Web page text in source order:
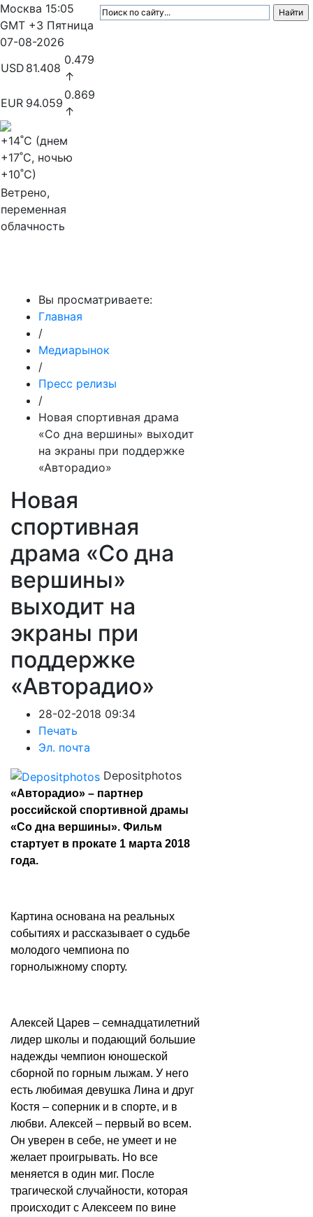
Москва 15:05
GMT +3 Пятница
07-08-2026
USD 81.408
0.479
↑
EUR 94.059
0.869
↑
+14˚C (днем
+17˚C, ночью
+10˚C)
Ветрено,
переменная
облачность
Вы просматриваете:
Главная
/
Медиарынок
/
Пресс релизы
/
Новая спортивная драма
«Со дна вершины» выходит
на экраны при поддержке
«Авторадио»
Новая
спортивная
драма «Со дна
вершины»
выходит на
экраны при
поддержке
«Авторадио»
28-02-2018 09:34
Печать
Эл. почта
Depositphotos
«Авторадио» – партнер
российской спортивной драмы
«Со дна вершины». Фильм
стартует в прокате 1 марта 2018
года.
Картина основана на реальных
событиях и рассказывает о судьбе
молодого чемпиона по
горнолыжному спорту.
Алексей Царев – семнадцатилетний
лидер школы и подающий большие
надежды чемпион юношеской
сборной по горным лыжам. У него
есть любимая девушка Лина и друг
Костя – соперник и в спорте, и в
любви. Алексей – первый во всем.
Он уверен в себе, не умеет и не
желает проигрывать. Но все
меняется в один миг. После
трагической случайности, которая
происходит с Алексеем по вине